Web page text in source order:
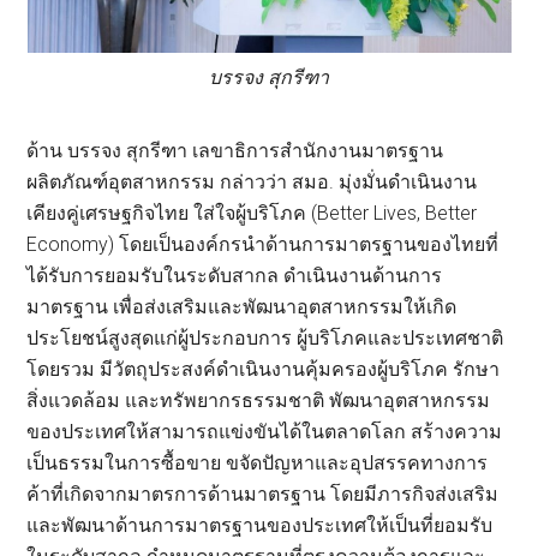
บรรจง สุกรีฑา
ด้าน บรรจง สุกรีฑา เลขาธิการสำนักงานมาตรฐาน
ผลิตภัณฑ์อุตสาหกรรม กล่าวว่า สมอ. มุ่งมั่นดำเนินงาน
เคียงคู่เศรษฐกิจไทย ใส่ใจผู้บริโภค (Better Lives, Better
Economy) โดยเป็นองค์กรนำด้านการมาตรฐานของไทยที่
ได้รับการยอมรับในระดับสากล ดำเนินงานด้านการ
มาตรฐาน เพื่อส่งเสริมและพัฒนาอุตสาหกรรมให้เกิด
ประโยชน์สูงสุดแก่ผู้ประกอบการ ผู้บริโภคและประเทศชาติ
โดยรวม มีวัตถุประสงค์ดำเนินงานคุ้มครองผู้บริโภค รักษา
สิ่งแวดล้อม และทรัพยากรธรรมชาติ พัฒนาอุตสาหกรรม
ของประเทศให้สามารถแข่งขันได้ในตลาดโลก สร้างความ
เป็นธรรมในการซื้อขาย ขจัดปัญหาและอุปสรรคทางการ
ค้าที่เกิดจากมาตรการด้านมาตรฐาน โดยมีภารกิจส่งเสริม
และพัฒนาด้านการมาตรฐานของประเทศให้เป็นที่ยอมรับ